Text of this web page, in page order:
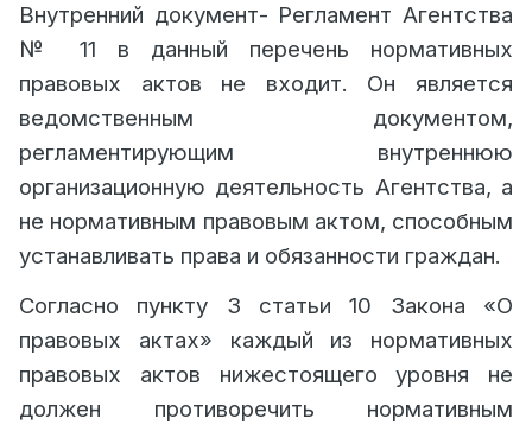
Внутренний документ- Регламент Агентства
№ 11 в данный перечень нормативных
правовых актов не входит. Он является
ведомственным документом,
регламентирующим внутреннюю
организационную деятельность Агентства, а
не нормативным правовым актом, способным
устанавливать права и обязанности граждан.
Согласно пункту 3 статьи 10 Закона «О
правовых актах» каждый из нормативных
правовых актов нижестоящего уровня не
должен противоречить нормативным